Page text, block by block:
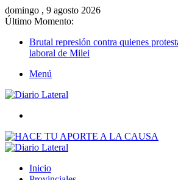
domingo , 9 agosto 2026
Último Momento:
Brutal represión contra quienes
laboral de Milei
Menú
Inicio